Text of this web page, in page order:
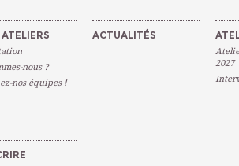
nous ?
nos équipes !
ACTUALITÉS
2027